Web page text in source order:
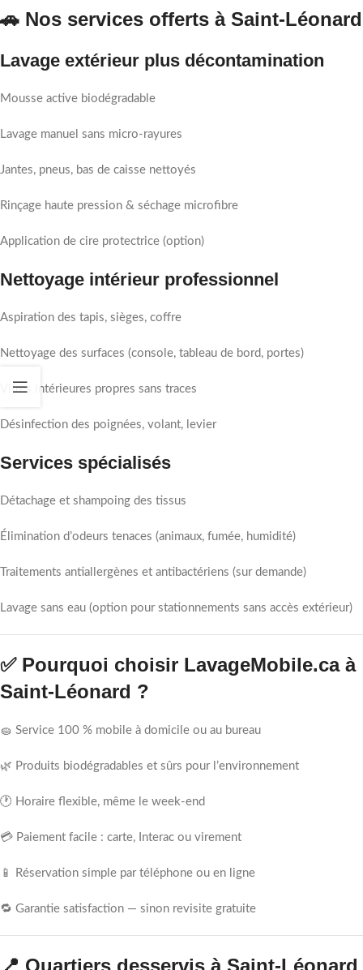
🚗 Nos services offerts à Saint-Léonard
Lavage extérieur plus décontamination
Mousse active biodégradable
Lavage manuel sans micro-rayures
Jantes, pneus, bas de caisse nettoyés
Rinçage haute pression & séchage microfibre
Application de cire protectrice (option)
Nettoyage intérieur professionnel
Aspiration des tapis, sièges, coffre
Nettoyage des surfaces (console, tableau de bord, portes)
Vitres intérieures propres sans traces
Désinfection des poignées, volant, levier
Services spécialisés
Détachage et shampoing des tissus
Élimination d’odeurs tenaces (animaux, fumée, humidité)
Traitements antiallergènes et antibactériens (sur demande)
Lavage sans eau (option pour stationnements sans accès extérieur)
✅ Pourquoi choisir LavageMobile.ca à
Saint-Léonard ?
🧽 Service 100 % mobile à domicile ou au bureau
🌿 Produits biodégradables et sûrs pour l’environnement
🕐 Horaire flexible, même le week-end
💳 Paiement facile : carte, Interac ou virement
📱 Réservation simple par téléphone ou en ligne
🔁 Garantie satisfaction — sinon revisite gratuite